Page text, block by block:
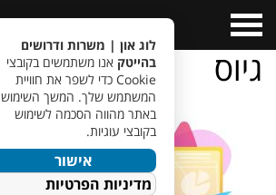
Menu
גיוס
לוג און | משרות ודרושים
בהייטק אנו משתמשים בקובצי
Cookie כדי לשפר את חוויית
המשתמש שלך. המשך השימוש
באתר מהווה הסכמה לשימוש
בקובצי עוגיות.
אישור
מדיניות הפרטיות